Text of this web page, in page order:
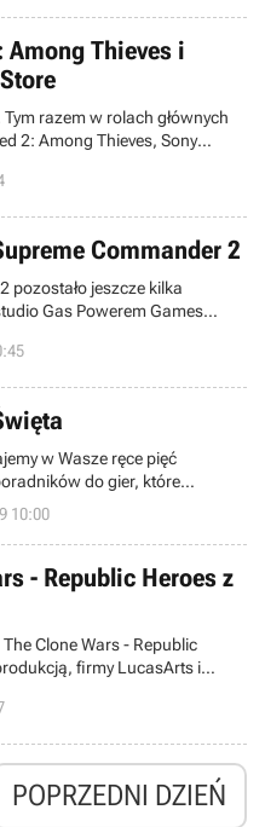
Thieves i
razem w rolach głównych
2: Among Thieves, Sony
Network.
Commander 2
pozostało jeszcze kilka
Gas Powerem Games
dotyczącymi trzech jednostek
nam dowodzić podczas gry.
w Wasze ręce pięć
do gier, które
10:00
- Republic Heroes z
Clone Wars - Republic
firmy LucasArts i
broni. Właśnie
na konsole Xbox 360 i
POPRZEDNI DZIEŃ